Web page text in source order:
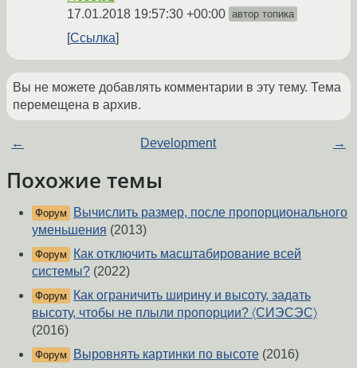
17.01.2018 19:57:30 +00:00 автор топика
Ссылка
Вы не можете добавлять комментарии в эту тему. Тема
перемещена в архив.
← Development →
Похожие темы
Форум
Вычислить размер, после пропорционального
уменьшения (2013)
Форум
Как отключить масштабирование всей
системы? (2022)
Форум
Как ограничить ширину и высоту, задать
высоту, чтобы не плыли пропорции? 〈СИЭСЭС〉
(2016)
Форум Выровнять картинки по высоте (2016)